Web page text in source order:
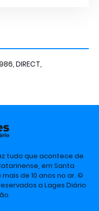
DIRECT,
tudo que acontece de
em Santa
de 10 anos no ar. ©
a Lages Diário